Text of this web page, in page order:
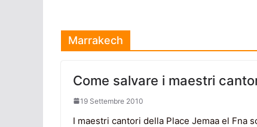
Marrakech
Come salvare i maestri
19 Settembre 2010
I maestri cantori della Place Jemaa el